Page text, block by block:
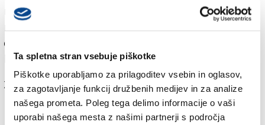
Ta spletna stran vsebuje piškotke
Piškotke uporabljamo za prilagoditev vsebin in oglasov,
za zagotavljanje funkcij družbenih medijev in za analize
našega prometa. Poleg tega delimo informacije o vaši
uporabi našega mesta z našimi partnerji s področja
računskega sodišča je v prvi stopnji obtožilo Illyja ter
njegov odbor zaradi domnevne povzročitve škode
državi v vrednosti 194.000 evrov, ker je menilo, da je
bila prodajna cena kasarne prenizka.
Za branje in pisanje komentarjevje potrebna prijava